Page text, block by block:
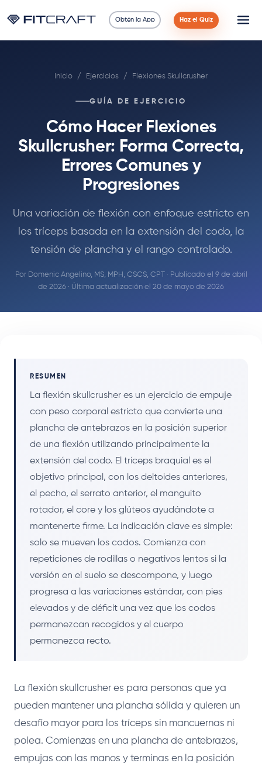
Obtén la App Haz el Quiz
90 Días
Calculadoras
Inicio / Ejercicios / Flexiones Skullcrusher
GUÍA DE EJERCICIO
Cómo Hacer Flexiones
Skullcrusher: Forma Correcta,
Errores Comunes y
Progresiones
Una variación de flexión con enfoque estricto en
los tríceps basada en la extensión del codo, la
tensión de plancha y el rango controlado.
Por Domenic Angelino, MS, MPH, CSCS, CPT· Publicado el 9 de abril
de 2026 · Última actualización el 20 de mayo de 2026
RESUMEN
La flexión skullcrusher es un ejercicio de empuje
con peso corporal estricto que convierte una
plancha de antebrazos en la posición superior
de una flexión utilizando principalmente la
extensión del codo. El tríceps braquial es el
objetivo principal, con los deltoides anteriores,
el pecho, el serrato anterior, el manguito
rotador, el core y los glúteos ayudándote a
mantenerte firme. La indicación clave es simple:
solo se mueven los codos. Comienza con
repeticiones de rodillas o negativos lentos si la
versión en el suelo se descompone, y luego
progresa a las variaciones estándar, con pies
elevados y de déficit una vez que los codos
permanezcan recogidos y el cuerpo
permanezca recto.
La flexión skullcrusher es para personas que ya
pueden mantener una plancha sólida y quieren un
desafío mayor para los tríceps sin mancuernas ni
polea. Comienzas en una plancha de antebrazos,
empujas con las manos y terminas en la posición